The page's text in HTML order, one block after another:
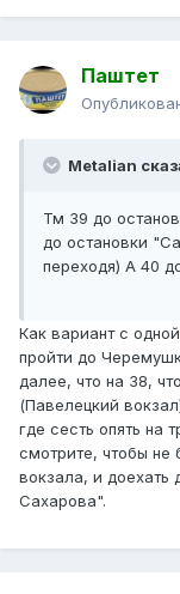
Паштет
Metalian
Тм 39 до
до остановки
переходя) А 40
Как вариант с
пройти до
далее, что на 38,
(Павелецкий
где сесть опять на
смотрите, чтобы не
вокзала, и доехать
Сахарова".